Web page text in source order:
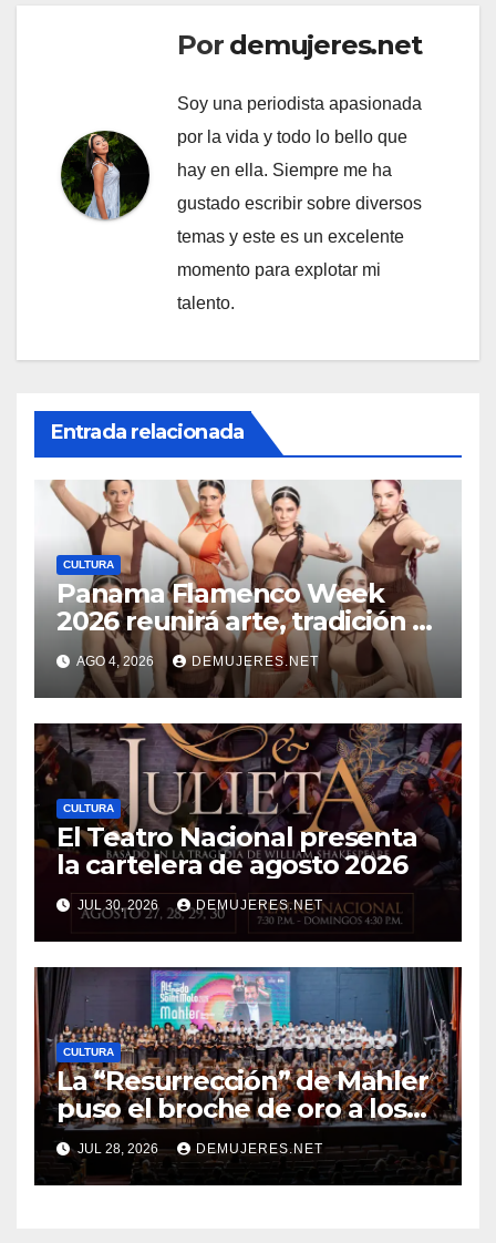
Por demujeres.net
Soy una periodista apasionada
por la vida y todo lo bello que
hay en ella. Siempre me ha
gustado escribir sobre diversos
temas y este es un excelente
momento para explotar mi
talento.
Entrada relacionada
CULTURA
Panama Flamenco Week
2026 reunirá arte, tradición y
cultura española en
beneficio de FANLYC
AGO 4, 2026 DEMUJERES.NET
CULTURA
El Teatro Nacional presenta
la cartelera de agosto 2026
JUL 30, 2026 DEMUJERES.NET
CULTURA
La “Resurrección” de Mahler
puso el broche de oro a los
20 años del Festival Alfredo
De Saint Malo
JUL 28, 2026 DEMUJERES.NET